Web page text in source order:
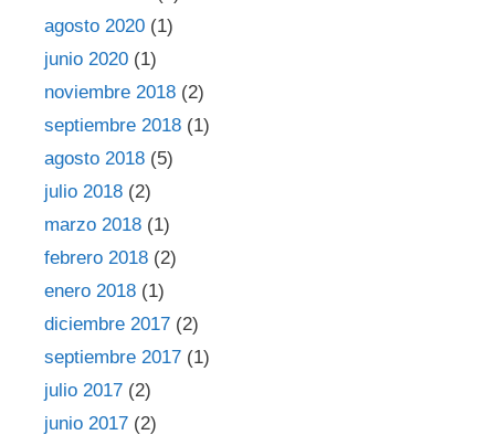
agosto 2020 (1)
junio 2020 (1)
noviembre 2018 (2)
septiembre 2018 (1)
agosto 2018 (5)
julio 2018 (2)
marzo 2018 (1)
febrero 2018 (2)
enero 2018 (1)
diciembre 2017 (2)
septiembre 2017 (1)
julio 2017 (2)
junio 2017 (2)